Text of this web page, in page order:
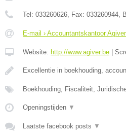
Tel: 033260626, Fax: 033260944,
E-mail › Accountantskantoor Agiver
Website: http://www.agiver.be
Excellentie in boekhouding,
Boekhouding, Fiscaliteit,
Openingstijden ▼
Laatste facebook posts ▼